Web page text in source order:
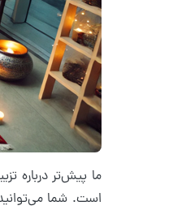
ما پیش‌تر درباره
است. شما